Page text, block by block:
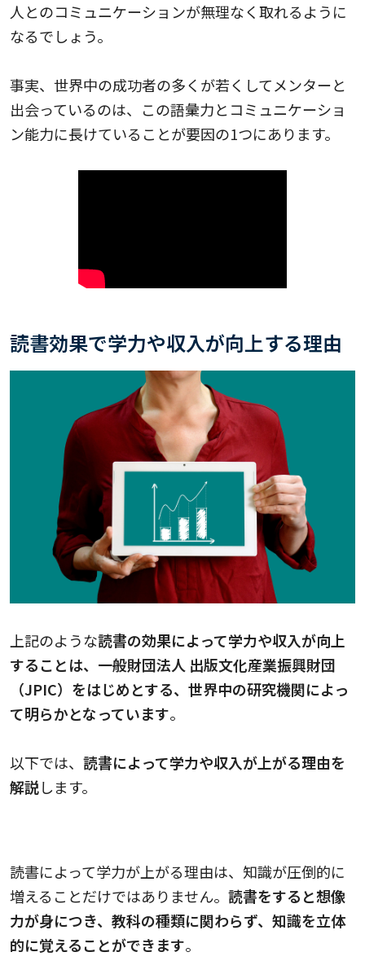
人とのコミュニケーションが無理なく取れるように
なるでしょう。
事実、世界中の成功者の多くが若くしてメンターと
出会っているのは、この語彙力とコミュニケーショ
ン能力に長けていることが要因の1つにあります。
読書効果で学力や収入が向上する理由
上記のような読書の効果によって学力や収入が向上
することは、一般財団法人 出版文化産業振興財団
（JPIC）をはじめとする、世界中の研究機関によっ
て明らかとなっています。
以下では、 読書によって学力や収入が上がる理由を
解説します。
読書によって学力が上がる理由は、知識が圧倒的に
増えることだけではありません。 読書をすると想像
力が身につき、教科の種類に関わらず、知識を立体
的に覚えることができます。